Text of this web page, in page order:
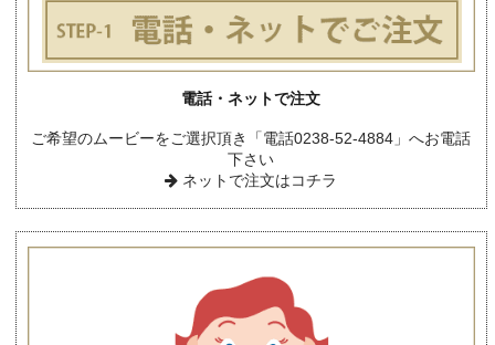
電話・ネットで注文
ご希望のムービーをご選択頂き「電話0238-52-4884」へお電話
下さい
ネットで注文はコチラ